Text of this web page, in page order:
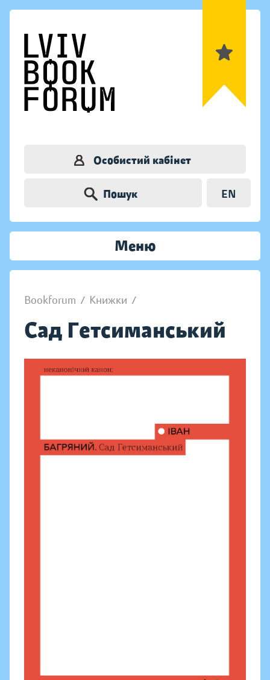
Особистий кабінет
Пошук EN
Меню
Bookforum / Книжки /
Сад Гетсиманський